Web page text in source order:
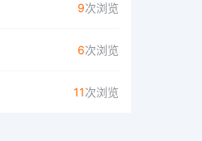
9次浏览
6次浏览
11次浏览